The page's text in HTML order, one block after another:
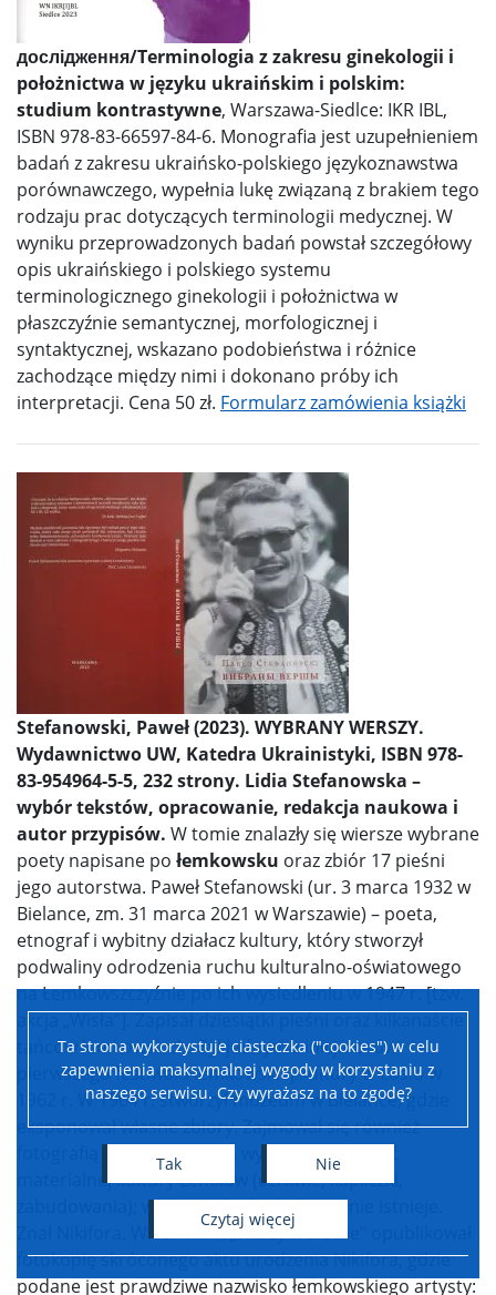
Ta strona wykorzystuje ciasteczka ("cookies") w celu
zapewnienia maksymalnej wygody w korzystaniu z
naszego serwisu. Czy wyrażasz na to zgodę?
Tak Nie
czytaj więcej
дослідження/Terminologia z zakresu ginekologii i
położnictwa w języku ukraińskim i polskim:
studium kontrastywne, Warszawa-Siedlce: IKR IBL,
ISBN 978-83-66597-84-6. Monografia jest uzupełnieniem
badań z zakresu ukraińsko-polskiego językoznawstwa
porównawczego, wypełnia lukę związaną z brakiem tego
rodzaju prac dotyczących terminologii medycznej. W
wyniku przeprowadzonych badań powstał szczegółowy
opis ukraińskiego i polskiego systemu
terminologicznego ginekologii i położnictwa w
płaszczyźnie semantycznej, morfologicznej i
syntaktycznej, wskazano podobieństwa i różnice
zachodzące między nimi i dokonano próby ich
interpretacji. Cena 50 zł. Formularz zamówienia książki
Stefanowski, Paweł (2023). WYBRANY WERSZY.
Wydawnictwo UW, Katedra Ukrainistyki, ISBN 978-
83-954964-5-5, 232 strony. Lidia Stefanowska –
wybór tekstów, opracowanie, redakcja naukowa i
autor przypisów. W tomie znalazły się wiersze wybrane
poety napisane po łemkowsku oraz zbiór 17 pieśni
jego autorstwa. Paweł Stefanowski (ur. 3 marca 1932 w
Bielance, zm. 31 marca 2021 w Warszawie) – poeta,
etnograf i wybitny działacz kultury, który stworzył
podwaliny odrodzenia ruchu kulturalno-oświatowego
na Łemkowszczyźnie po ich wysiedleniu w 1947 r. [tzw.
akcja „Wisła”]. Zapisał dziesiątki pieśni oraz kilkanaście
tańców łemkowskich. Był jednym z inicjatorów
pierwszego festiwalu łemkowskiej kultury w Łosiu w
1962 r. W 1964 r. stworzył muzeum w Bielance, gdzie
eksponował własne zbiory. Zajmował się również
fotografią i już w latach 60. wykonał setki zdjęć
materialnej kultury Łemków (cerkwie, kapliczki,
zabudowania); wiele z tych obiektów już nie istnieje.
Znał Nikifora. W 1971 r. w „Naszym Słowie” opublikował
fotokopię skróconego aktu urodzenia Nikifora, gdzie
podane jest prawdziwe nazwisko łemkowskiego artysty: